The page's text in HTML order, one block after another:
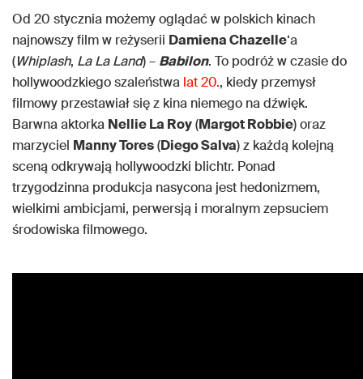
Od 20 stycznia możemy oglądać w polskich kinach
najnowszy film w reżyserii Damiena Chazelle‘a
(Whiplash, La La Land) – Babilon. To podróż w czasie do
hollywoodzkiego szaleństwa lat 20., kiedy przemysł
filmowy przestawiał się z kina niemego na dźwięk.
Barwna aktorka Nellie La Roy(Margot Robbie) oraz
marzyciel Manny Tores(Diego Salva) z każdą kolejną
sceną odkrywają hollywoodzki blichtr. Ponad
trzygodzinna produkcja nasycona jest hedonizmem,
wielkimi ambicjami, perwersją i moralnym zepsuciem
środowiska filmowego.